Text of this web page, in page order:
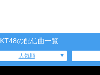
の配信曲一覧
人気順